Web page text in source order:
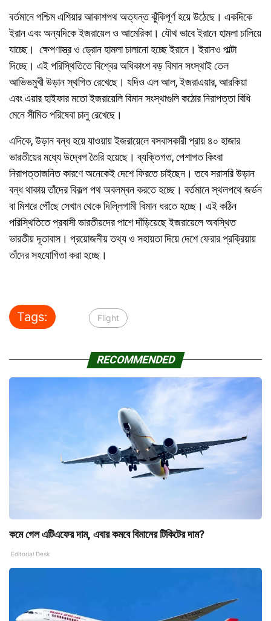
বর্তমানে পশ্চিম এশিয়ার আকাশপথ অত্যন্ত ঝুঁকিপূর্ণ হয়ে উঠেছে। একদিকে
ইরান এবং অন্যদিকে ইজরায়েল ও আমেরিকা। যৌথ ভাবে ইরানে হামলা চালিয়ে
যাচ্ছে। ক্ষেপণাস্ত্র ও ড্রোন হামলা চালানো হচ্ছে ইরানে। ইরানও পাল্টা
দিচ্ছে। এই পরিস্থিতিতে বিশ্বের অধিকাংশ বড় বিমান সংস্থাই তেল
আভিভমুখী উড়ান স্থগিত রেখেছে। যদিও এল আল, ইজরাএয়ার, আরকিয়া
এবং এয়ার হাইফার মতো ইজরায়েলি বিমান সংস্থাগুলি কঠোর নিরাপত্তা বিধি
মেনে সীমিত পরিষেবা চালু রেখেছে।
এদিকে, উড়ান বন্ধ হয়ে যাওয়ায় ইজরায়েলে বসবাসকারী প্রায় ৪০ হাজার
ভারতীয়ের মধ্যে উদ্বেগ তৈরি হয়েছে। ব্যক্তিগত, পেশাগত কিংবা
নিরাপত্তাজনিত কারণে অনেকেই দেশে ফিরতে চাইছেন। তবে সরাসরি উড়ান
বন্ধ থাকায় তাঁদের বিকল্প পথ অবলম্বন করতে হচ্ছে। বর্তমানে স্থলপথে জর্ডন
বা মিশরে পৌঁছে সেখান থেকে দিল্লিগামী বিমান ধরতে হচ্ছে। এই কঠিন
পরিস্থিতিতে প্রবাসী ভারতীয়দের পাশে দাঁড়িয়েছে ইজরায়েলে অবস্থিত
ভারতীয় দূতাবাস। প্রয়োজনীয় তথ্য ও সহায়তা দিয়ে দেশে ফেরার প্রক্রিয়ায়
তাঁদের সহযোগিতা করা হচ্ছে।
Tags: Flight
RECOMMENDED
কমে গেল এটিএফের দাম, এবার কমবে বিমানের টিকিটের দাম?
Editorial Desk